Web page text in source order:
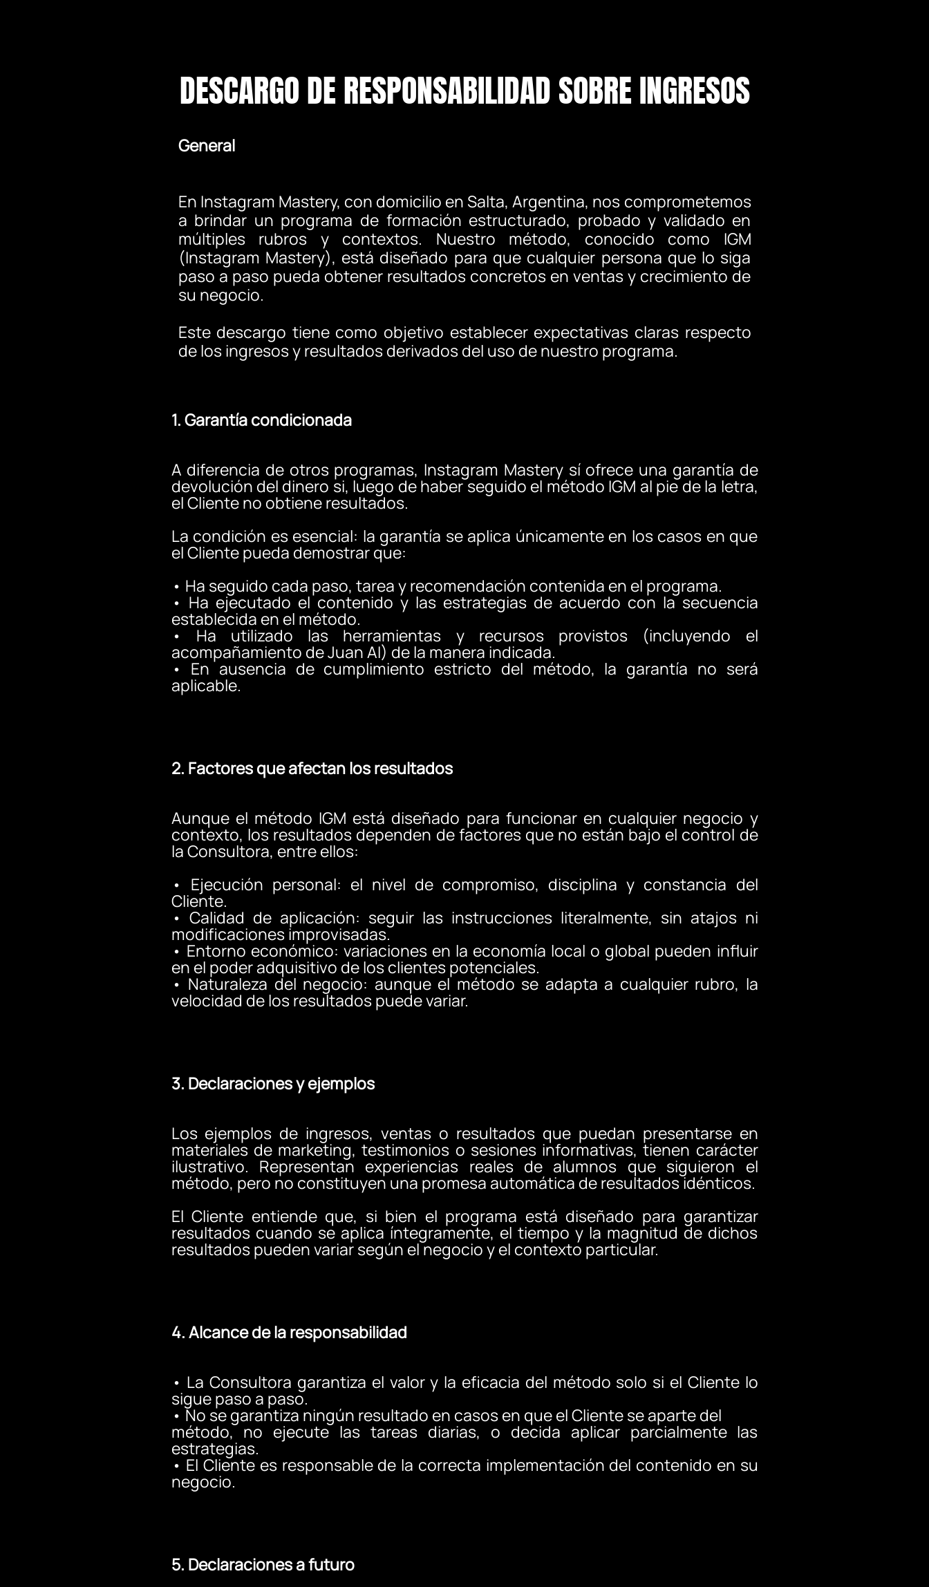
DESCARGO DE RESPONSABILIDAD SOBRE INGRESOS
General
En Instagram Mastery, con domicilio en Salta, Argentina, nos comprometemos
a brindar un programa de formación estructurado, probado y validado en
múltiples rubros y contextos. Nuestro método, conocido como IGM
(Instagram Mastery), está diseñado para que cualquier persona que lo siga
paso a paso pueda obtener resultados concretos en ventas y crecimiento de
su negocio.
Este descargo tiene como objetivo establecer expectativas claras respecto
de los ingresos y resultados derivados del uso de nuestro programa.
1. Garantía condicionada
A diferencia de otros programas, Instagram Mastery sí ofrece una garantía de
devolución del dinero si, luego de haber seguido el método IGM al pie de la letra,
el Cliente no obtiene resultados.
La condición es esencial: la garantía se aplica únicamente en los casos en que
el Cliente pueda demostrar que:
• Ha seguido cada paso, tarea y recomendación contenida en el programa.
• Ha ejecutado el contenido y las estrategias de acuerdo con la secuencia
establecida en el método.
• Ha utilizado las herramientas y recursos provistos (incluyendo el
acompañamiento de Juan AI) de la manera indicada.
• En ausencia de cumplimiento estricto del método, la garantía no será
aplicable.
2. Factores que afectan los resultados
Aunque el método IGM está diseñado para funcionar en cualquier negocio y
contexto, los resultados dependen de factores que no están bajo el control de
la Consultora, entre ellos:
• Ejecución personal: el nivel de compromiso, disciplina y constancia del
Cliente.
•Calidad de aplicación: seguir las instrucciones literalmente, sin atajos ni
modificaciones improvisadas.
• Entorno económico: variaciones en la economía local o global pueden influir
en el poder adquisitivo de los clientes potenciales.
• Naturaleza del negocio: aunque el método se adapta a cualquier rubro, la
velocidad de los resultados puede variar.
3. Declaraciones y ejemplos
Los ejemplos de ingresos, ventas o resultados que puedan presentarse en
materiales de marketing, testimonios o sesiones informativas, tienen carácter
ilustrativo. Representan experiencias reales de alumnos que siguieron el
método, pero no constituyen una promesa automática de resultados idénticos.
El Cliente entiende que, si bien el programa está diseñado para garantizar
resultados cuando se aplica íntegramente, el tiempo y la magnitud de dichos
resultados pueden variar según el negocio y el contexto particular.
4. Alcance de la responsabilidad
• La Consultora garantiza el valor y la eficacia del método solo si el Cliente lo
sigue paso a paso.
•No se garantiza ningún resultado en casos en que el Cliente se aparte del
método, no ejecute las tareas diarias, o decida aplicar parcialmente las
estrategias.
• El Cliente es responsable de la correcta implementación del contenido en su
negocio.
5. Declaraciones a futuro